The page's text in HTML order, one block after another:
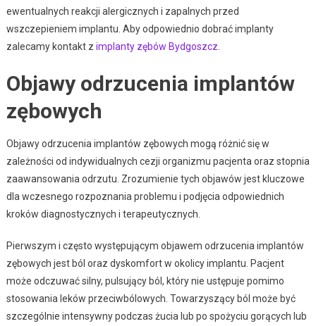
ewentualnych reakcji alergicznych i zapalnych przed
wszczepieniem implantu. Aby odpowiednio dobrać implanty
zalecamy kontakt z implanty zębów Bydgoszcz
Objawy odrzucenia implantów
zębowych
Objawy odrzucenia implantów zębowych mogą różnić się w
zależności od indywidualnych cezji organizmu pacjenta oraz stopnia
zaawansowania odrzutu. Zrozumienie tych objawów jest kluczowe
dla wczesnego rozpoznania problemu i podjęcia odpowiednich
kroków diagnostycznych i terapeutycznych.
Pierwszym i często występującym objawem odrzucenia implantów
zębowych jest ból oraz dyskomfort w okolicy implantu. Pacjent
może odczuwać silny, pulsujący ból, który nie ustępuje pomimo
stosowania leków przeciwbólowych. Towarzyszący ból może być
szczególnie intensywny podczas żucia lub po spożyciu gorących lub